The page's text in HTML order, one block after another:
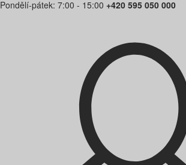
Pondělí-pátek: 7:00 - 15:00 +420 595 050 000